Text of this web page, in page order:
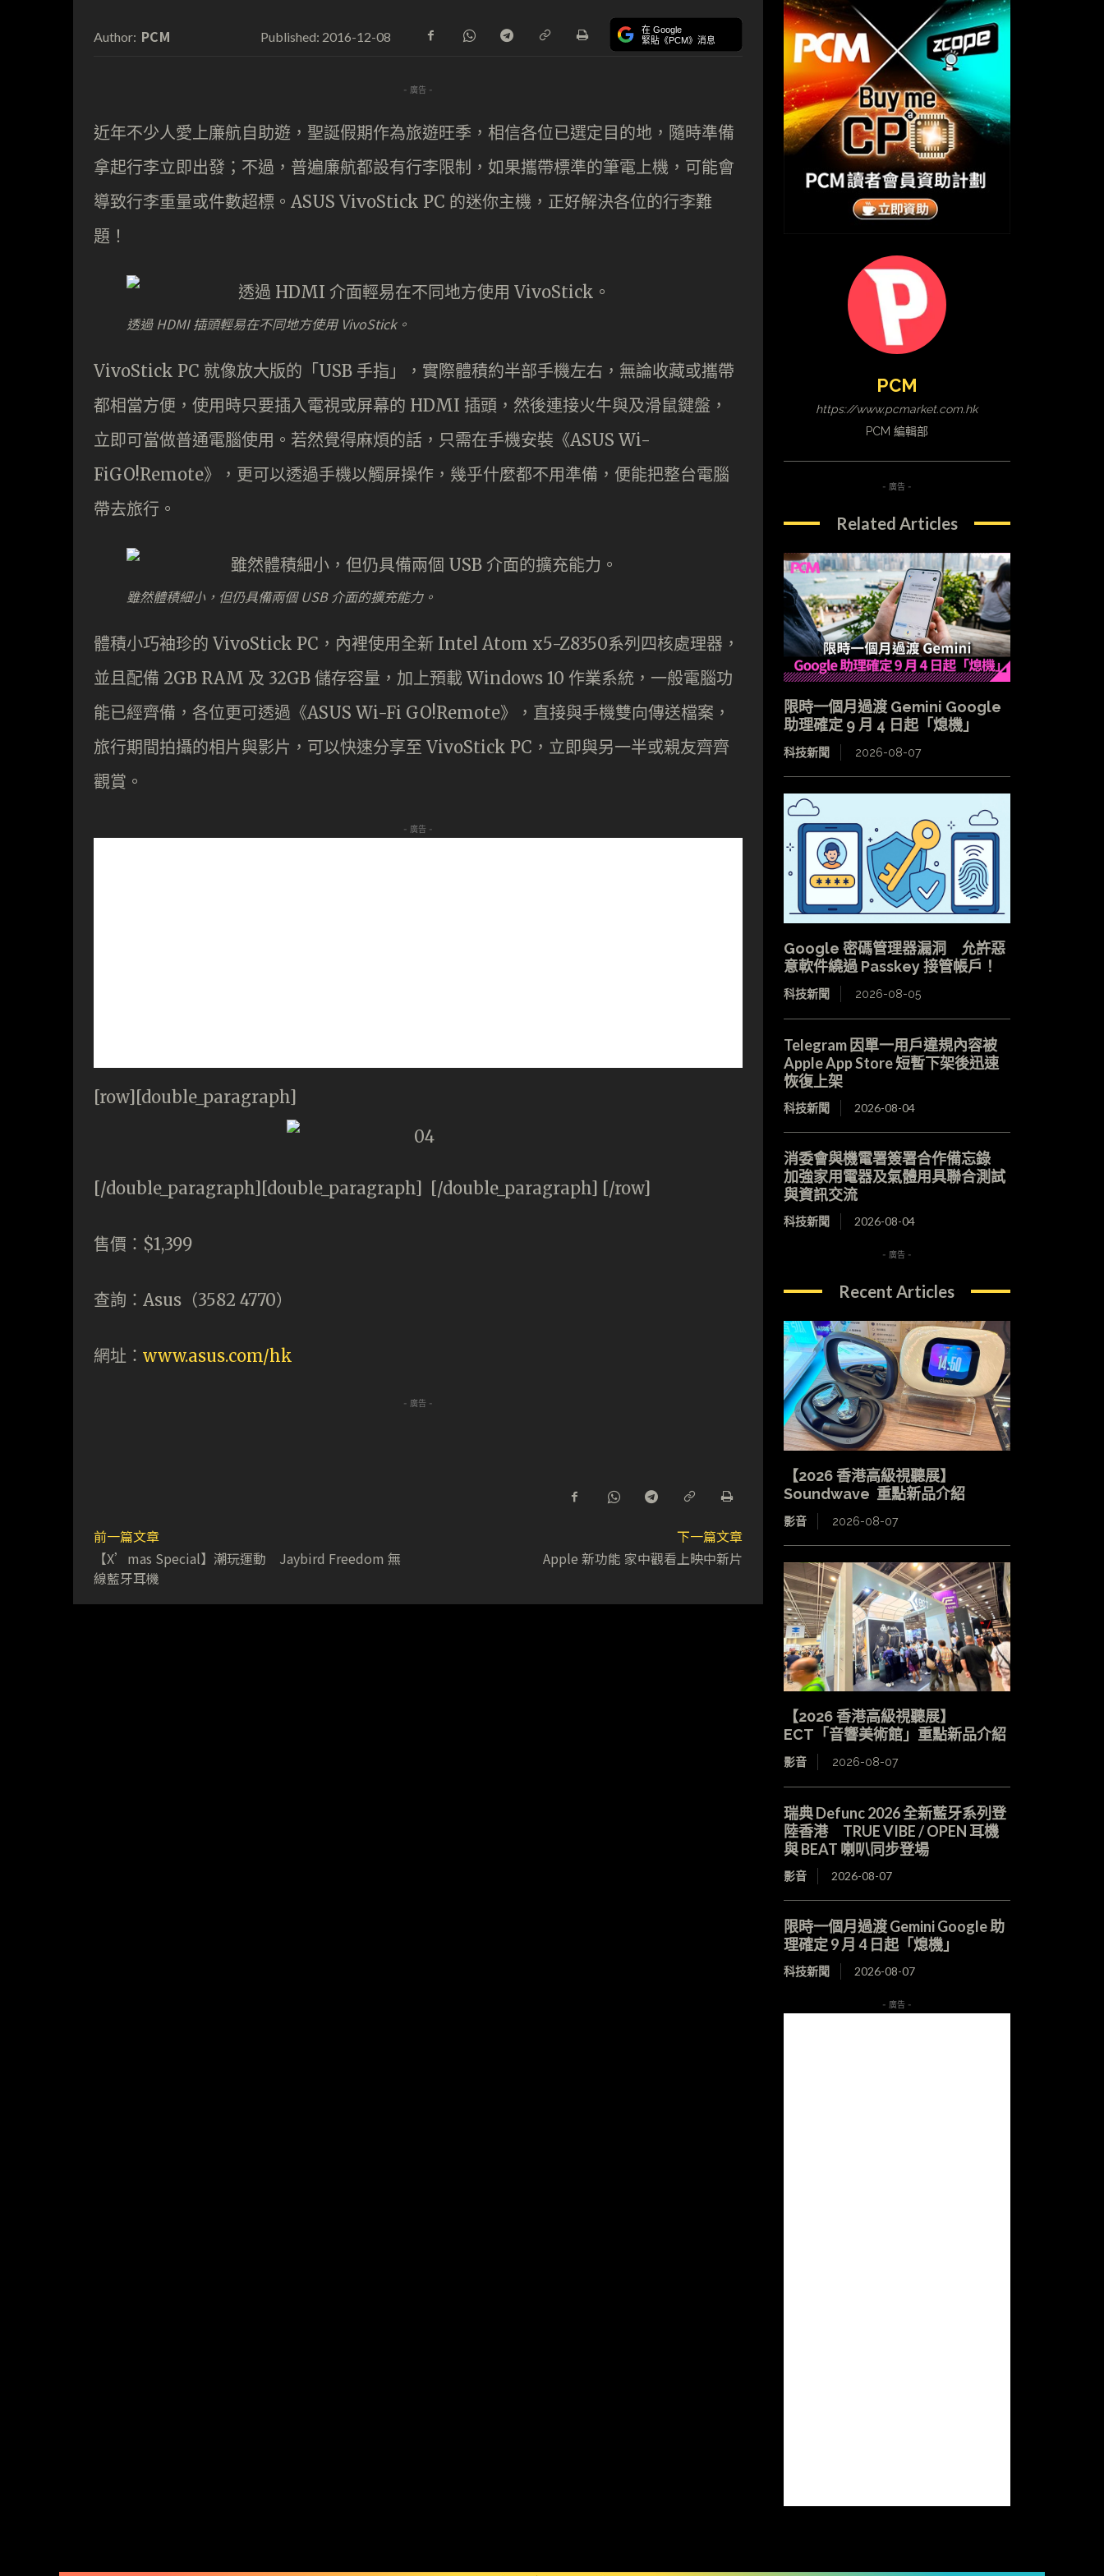
Author: PCM Published: 2016-12-08 在 Google
緊貼《PCM》消息
- 廣告 -
近年不少人愛上廉航自助遊，聖誕假期作為旅遊旺季，相信各位已選定目的地，隨時準備
拿起行李立即出發；不過，普遍廉航都設有行李限制，如果攜帶標準的筆電上機，可能會
導致行李重量或件數超標。ASUS VivoStick PC 的迷你主機，正好解決各位的行李難
題！
透過 HDMI 插頭輕易在不同地方使用 VivoStick。
VivoStick PC 就像放大版的「USB 手指」，實際體積約半部手機左右，無論收藏或攜帶
都相當方便，使用時只要插入電視或屏幕的 HDMI 插頭，然後連接火牛與及滑鼠鍵盤，
立即可當做普通電腦使用。若然覺得麻煩的話，只需在手機安裝《ASUS Wi-
FiGO!Remote》，更可以透過手機以觸屏操作，幾乎什麼都不用準備，便能把整台電腦
帶去旅行。
雖然體積細小，但仍具備兩個 USB 介面的擴充能力。
體積小巧袖珍的 VivoStick PC，內裡使用全新 Intel Atom x5-Z8350系列四核處理器，
並且配備 2GB RAM 及 32GB 儲存容量，加上預載 Windows 10 作業系統，一般電腦功
能已經齊備，各位更可透過《ASUS Wi-Fi GO!Remote》，直接與手機雙向傳送檔案，
旅行期間拍攝的相片與影片，可以快速分享至 VivoStick PC，立即與另一半或親友齊齊
觀賞。
- 廣告 -
[row][double_paragraph]
[/double_paragraph][double_paragraph] [/double_paragraph] [/row]
售價：$1,399
查詢：Asus（3582 4770）
網址： www.asus.com/hk
- 廣告 -
前一篇文章
【X’mas Special】潮玩運動 Jaybird Freedom 無
線藍牙耳機
下一篇文章
Apple 新功能 家中觀看上映中新片
PCM
https://www.pcmarket.com.hk
PCM 編輯部
- 廣告 -
Related Articles
限時一個月過渡 Gemini Google
助理確定 9 月 4 日起「熄機」
科技新聞 2026-08-07
Google 密碼管理器漏洞 允許惡
意軟件繞過 Passkey 接管帳戶！
科技新聞 2026-08-05
Telegram 因單一用戶違規內容被
Apple App Store 短暫下架後迅速
恢復上架
科技新聞 2026-08-04
消委會與機電署簽署合作備忘錄
加強家用電器及氣體用具聯合測試
與資訊交流
科技新聞 2026-08-04
- 廣告 -
Recent Articles
【2026 香港高級視聽展】
Soundwave 重點新品介紹
影音 2026-08-07
【2026 香港高級視聽展】
ECT「音響美術館」重點新品介紹
影音 2026-08-07
瑞典 Defunc 2026 全新藍牙系列登
陸香港 TRUE VIBE / OPEN 耳機
與 BEAT 喇叭同步登場
影音 2026-08-07
限時一個月過渡 Gemini Google 助
理確定 9 月 4 日起「熄機」
科技新聞 2026-08-07
- 廣告 -